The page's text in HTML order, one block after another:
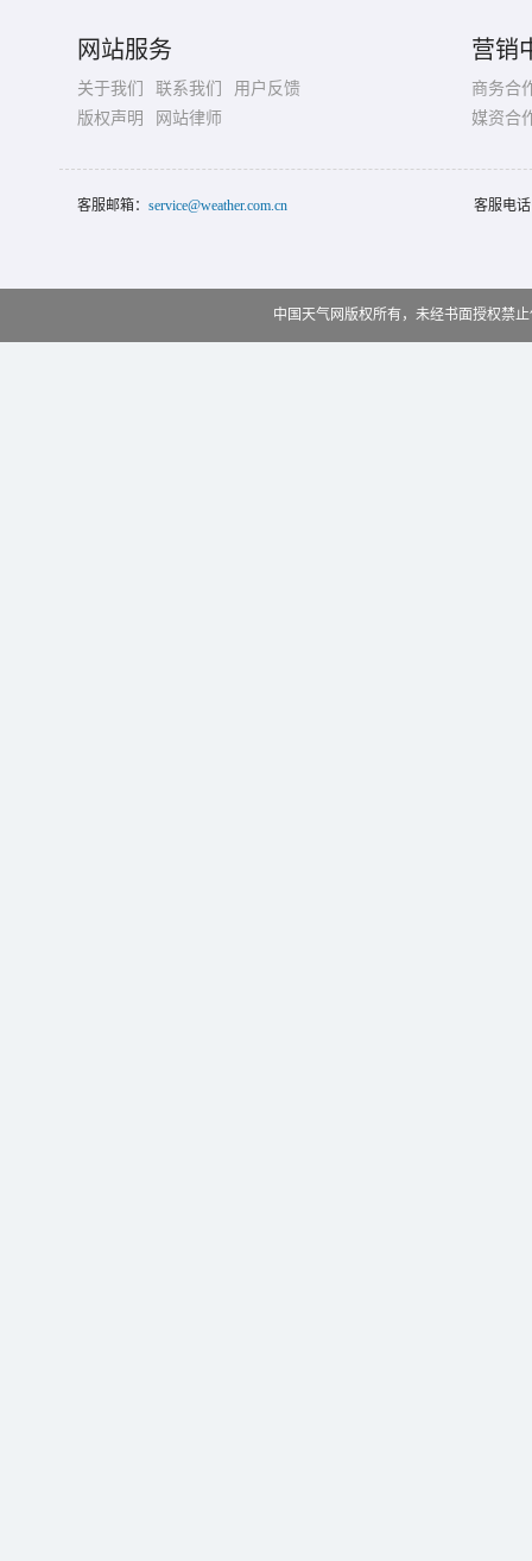
网站服务
关于我们 联系我们
用户反馈
版权声明
网站律师
营销
商务合
媒资合
客服邮箱： service@weather.com.cn 客服电
中国天气网版权所有，未经书面授权